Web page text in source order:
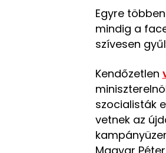
Egyre
mindig a
szívesen
Kendőzetlen
szocialisták
vetnek az